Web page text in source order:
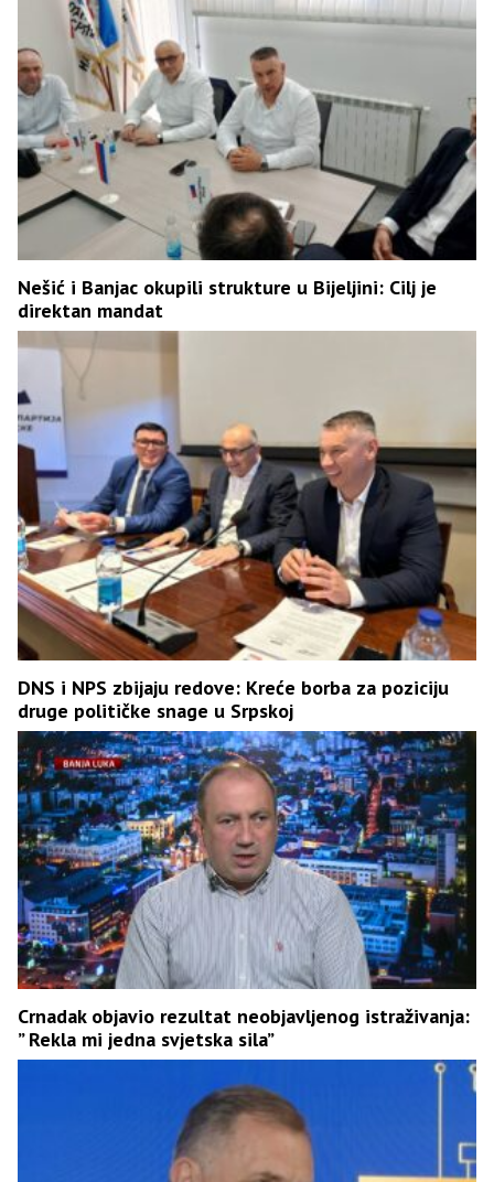
Nešić i Banjac okupili strukture u Bijeljini: Cilj je
direktan mandat
DNS i NPS zbijaju redove: Kreće borba za poziciju
druge političke snage u Srpskoj
Crnadak objavio rezultat neobjavljenog istraživanja:
” Rekla mi jedna svjetska sila”